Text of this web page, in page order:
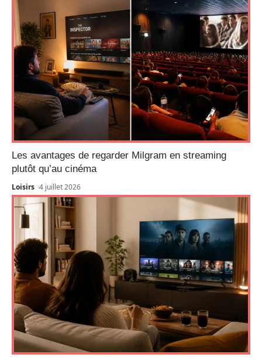
Les avantages de regarder Milgram en streaming
plutôt qu’au cinéma
Loisirs 4 juillet 2026